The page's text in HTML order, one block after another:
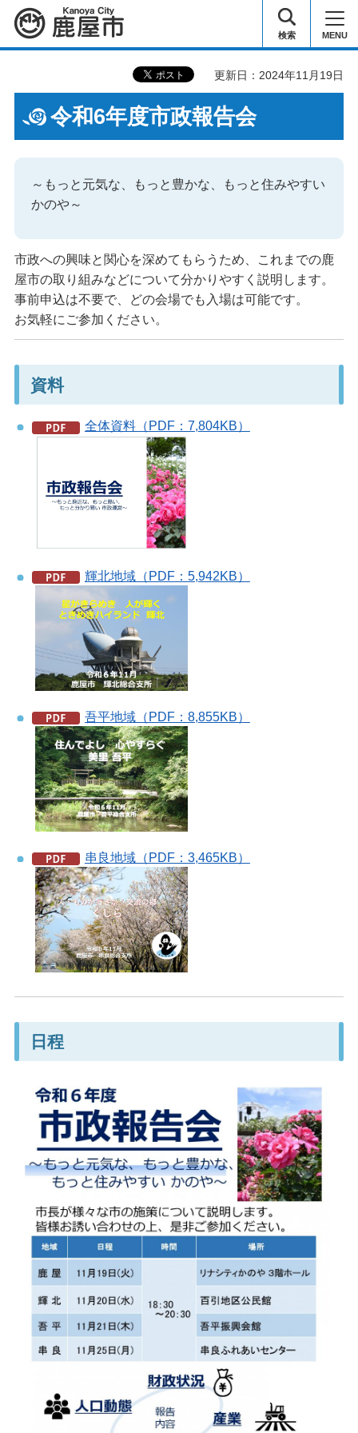
鹿屋市 検索 MENU
更新日：2024年11月19日
令和6年度市政報告会
～もっと元気な、もっと豊かな、もっと住みやすい
かのや～
市政への興味と関心を深めてもらうため、これまでの鹿
屋市の取り組みなどについて分かりやすく説明します。
事前申込は不要で、どの会場でも入場は可能です。
お気軽にご参加ください。
資料
全体資料（PDF：7,804KB）
輝北地域（PDF：5,942KB）
吾平地域（PDF：8,855KB）
串良地域（PDF：3,465KB）
日程